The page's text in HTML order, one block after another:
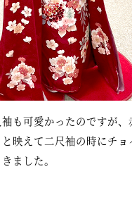
も可愛かったのですが、
映えて二尺袖の時にチョ
ました。